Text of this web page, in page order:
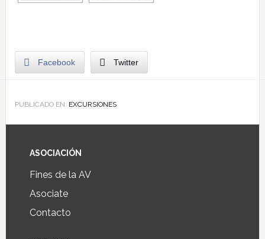
Facebook Twitter
PUBLICADO EN: EXCURSIONES
ASOCIACIÓN
Fines de la AV
Asociate
Contacto